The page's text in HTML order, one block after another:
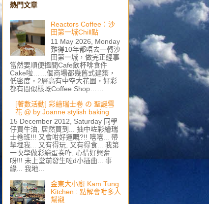
熱門文章
Reactors Coffee：沙
田第一城Chill點
11 May 2026, Monday
難得10年都唔去一轉沙
田第一城，做完正經事
當然要順便搵間Cafe飲杯啡食件
Cake啦……個商場都幾舊式建築，
低密度，2層高有中空大花園，好彩
都有間似樣嘅Coffee Shop……
[著數活動] 彩繪瑞士卷 の 聖誕雪
花 @ by Joanne stylish baking
15 December 2012, Saturday 同學
仔買牛油, 居然買到... 抽中咗彩繪瑞
士卷班!!! 又會咁好運嘅?!! 嘻嘻... 帶
挈埋我... 又有得玩, 又有得食... 我第
一次學做彩繪蛋卷咋, 心情好興奮
呀!!! 未上堂前發生咗d小插曲... 事
緣... 我地...
金東大小廚 Kam Tung
Kitchen : 點解會咁多人
幫襯